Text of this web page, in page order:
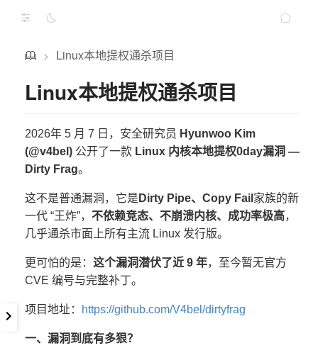
> Linux本地提权通杀项目
Linux本地提权通杀项目
2026年 5 月 7 日，安全研究员 Hyunwoo Kim
(@v4bel) 公开了一款 Linux 内核本地提权0day漏洞 —
Dirty Frag。
这不是普通漏洞，它是 Dirty Pipe、Copy Fail 家族的新
一代 “王炸”， 不依赖竞态、不崩溃内核、成功率极高，
几乎通杀市面上所有主流 Linux 发行版。
更可怕的是： 这个漏洞潜伏了近 9 年，至今暂无官方
CVE 编号与完整补丁。
项目地址： https://github.com/V4bel/dirtyfrag
一、漏洞到底有多狠？